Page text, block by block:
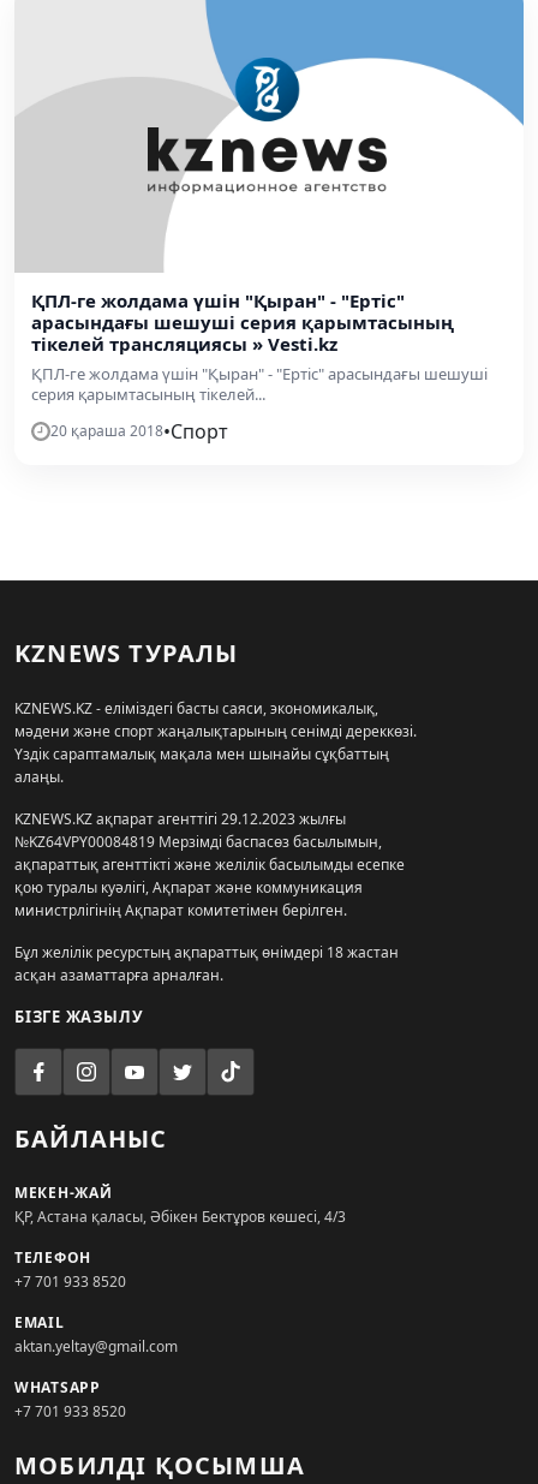
ҚПЛ-ге жолдама үшін "Қыран" - "Ертіс"
арасындағы шешуші серия қарымтасының
тікелей трансляциясы » Vesti.kz
ҚПЛ-ге жолдама үшін "Қыран" - "Ертіс" арасындағы шешуші
серия қарымтасының тікелей...
20 қараша 2018•Спорт
KZNEWS ТУРАЛЫ
KZNEWS.KZ - еліміздегі басты саяси, экономикалық,
мәдени және спорт жаңалықтарының сенімді дереккөзі.
Үздік сараптамалық мақала мен шынайы сұқбаттың
алаңы.
KZNEWS.KZ ақпарат агенттігі 29.12.2023 жылғы
№KZ64VPY00084819 Мерзімді баспасөз басылымын,
ақпараттық агенттікті және желілік басылымды есепке
қою туралы куәлігі, Ақпарат және коммуникация
министрлігінің Ақпарат комитетімен берілген.
Бұл желілік ресурстың ақпараттық өнімдері 18 жастан
асқан азаматтарға арналған.
БІЗГЕ ЖАЗЫЛУ
БАЙЛАНЫС
МЕКЕН-ЖАЙ
ҚР, Астана қаласы, Әбікен Бектұров көшесі, 4/3
ТЕЛЕФОН
+7 701 933 8520
EMAIL
aktan.yeltay@gmail.com
WHATSAPP
+7 701 933 8520
МОБИЛДІ ҚОСЫМША